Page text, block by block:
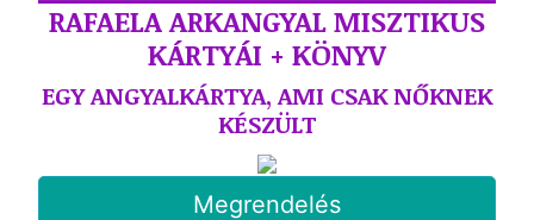
RAFAELA ARKANGYAL MISZTIKUS
KÁRTYÁI + KÖNYV
EGY ANGYALKÁRTYA, AMI CSAK NŐKNEK
KÉSZÜLT
Megrendelés